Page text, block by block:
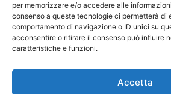
per memorizzare e/o accedere alle
consenso a queste tecnologie ci permetterà di
comportamento di navigazione o ID unici su
acconsentire o ritirare il consenso può influire
caratteristiche e funzioni.
Accetta